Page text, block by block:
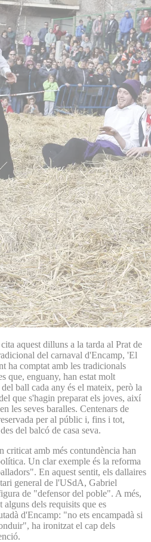
aquest dilluns a la tarda al Prat de
del carnaval d'Encamp, 'El
ha comptat amb les tradicionals
que, enguany, han estat molt
ball cada any és el mateix, però la
que s'hagin preparat els joves, així
les seves baralles. Centenars de
per al públic i, fins i tot,
del balcó de casa seva.
criticat amb més contundència han
Un clar exemple és la reforma
En aquest sentit, els dallaires
general de l'USdA, Gabriel
de "defensor del poble". A més,
dels requisits que es
d'Encamp: "no ets encampadà si
ha ironitzat el cap dels